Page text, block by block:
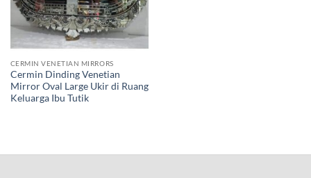
CERMIN VENETIAN MIRRORS
Cermin Dinding Venetian
Mirror Oval Large Ukir di Ruang
Keluarga Ibu Tutik